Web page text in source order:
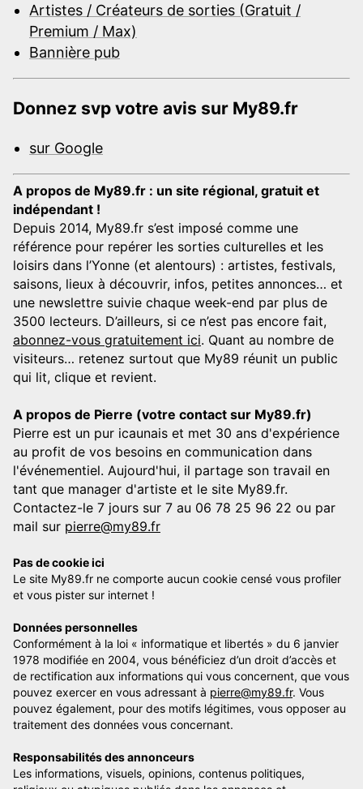
Artistes / Créateurs de sorties (Gratuit /
Premium / Max)
Bannière pub
Donnez svp votre avis sur My89.fr
sur Google
A propos de My89.fr : un site régional, gratuit et
indépendant !
Depuis 2014, My89.fr s’est imposé comme une
référence pour repérer les sorties culturelles et les
loisirs dans l’Yonne (et alentours) : artistes, festivals,
saisons, lieux à découvrir, infos, petites annonces… et
une newslettre suivie chaque week-end par plus de
3500 lecteurs. D’ailleurs, si ce n’est pas encore fait,
abonnez-vous gratuitement ici. Quant au nombre de
visiteurs… retenez surtout que My89 réunit un public
qui lit, clique et revient.
A propos de Pierre (votre contact sur My89.fr)
Pierre est un pur icaunais et met 30 ans d'expérience
au profit de vos besoins en communication dans
l'événementiel. Aujourd'hui, il partage son travail en
tant que manager d'artiste et le site My89.fr.
Contactez-le 7 jours sur 7 au 06 78 25 96 22 ou par
mail sur pierre@my89.fr
Pas de cookie ici
Le site My89.fr ne comporte aucun cookie censé vous profiler
et vous pister sur internet !
Données personnelles
Conformément à la loi « informatique et libertés » du 6 janvier
1978 modifiée en 2004, vous bénéficiez d’un droit d’accès et
de rectification aux informations qui vous concernent, que vous
pouvez exercer en vous adressant à pierre@my89.fr. Vous
pouvez également, pour des motifs légitimes, vous opposer au
traitement des données vous concernant.
Responsabilités des annonceurs
Les informations, visuels, opinions, contenus politiques,